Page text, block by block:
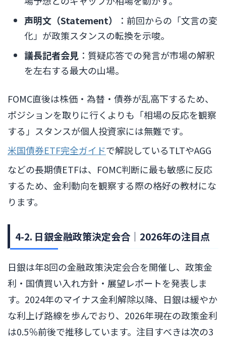
声明文（Statement）
：前回からの「文言の変
化」が政策スタンスの転換を示唆。
議長記者会見 ：質疑応答での発言が市場の解釈
を左右する最大の山場。
FOMC直後は株価・為替・債券が乱高下するため、
ポジションを取りに行くよりも「相場の反応を観察
する」スタンスが個人投資家には無難です。
米国債券ETF完全ガイドで解説しているTLTやAGG
などの長期債ETFは、FOMC判断に最も敏感に反応
するため、金利動向を観察する際の格好の教材にな
ります。
4-2. 日銀金融政策決定会合｜2026年の注目点
日銀は年8回の金融政策決定会合を開催し、政策金
利・国債買い入れ方針・展望レポートを発表しま
す。2024年のマイナス金利解除以降、日銀は緩やか
な利上げ路線を歩んでおり、2026年現在の政策金利
は0.5％前後で推移しています。注目すべきは次の3